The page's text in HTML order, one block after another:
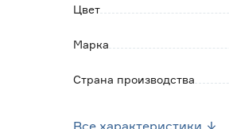
Цвет
Марка
Страна производства
Все характеристики